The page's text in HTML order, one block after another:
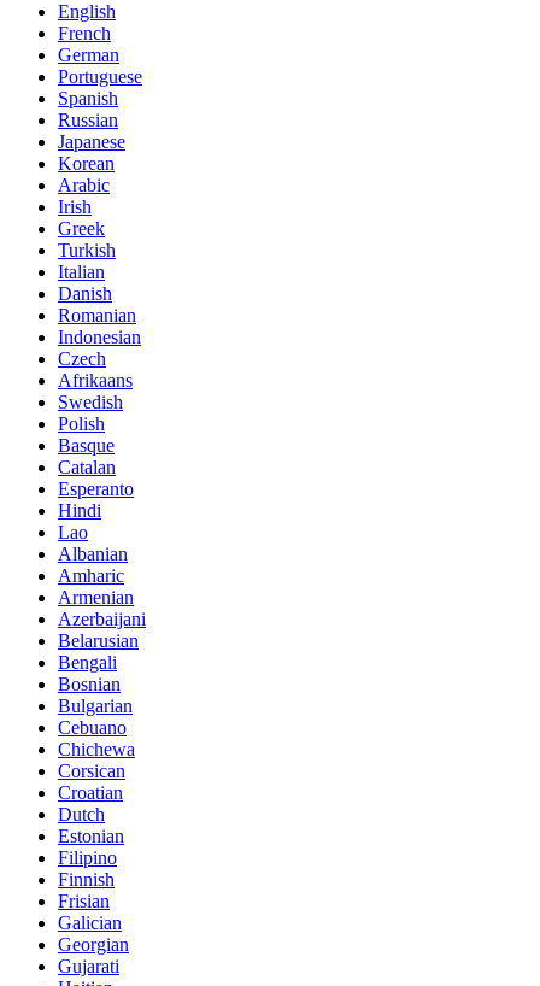
English
French
German
Portuguese
Spanish
Russian
Japanese
Korean
Arabic
Irish
Greek
Turkish
Italian
Danish
Romanian
Indonesian
Czech
Afrikaans
Swedish
Polish
Basque
Catalan
Esperanto
Hindi
Lao
Albanian
Amharic
Armenian
Azerbaijani
Belarusian
Bengali
Bosnian
Bulgarian
Cebuano
Chichewa
Corsican
Croatian
Dutch
Estonian
Filipino
Finnish
Frisian
Galician
Georgian
Gujarati